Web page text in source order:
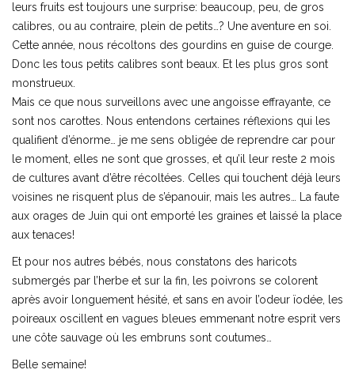
leurs fruits est toujours une surprise: beaucoup, peu, de gros
calibres, ou au contraire, plein de petits…? Une aventure en soi.
Cette année, nous récoltons des gourdins en guise de courge.
Donc les tous petits calibres sont beaux. Et les plus gros sont
monstrueux.
Mais ce que nous surveillons avec une angoisse effrayante, ce
sont nos carottes. Nous entendons certaines réflexions qui les
qualifient d’énorme… je me sens obligée de reprendre car pour
le moment, elles ne sont que grosses, et qu’il leur reste 2 mois
de cultures avant d’être récoltées. Celles qui touchent déjà leurs
voisines ne risquent plus de s’épanouir, mais les autres… La faute
aux orages de Juin qui ont emporté les graines et laissé la place
aux tenaces!
Et pour nos autres bébés, nous constatons des haricots
submergés par l’herbe et sur la fin, les poivrons se colorent
après avoir longuement hésité, et sans en avoir l’odeur ïodée, les
poireaux oscillent en vagues bleues emmenant notre esprit vers
une côte sauvage où les embruns sont coutumes…
Belle semaine!